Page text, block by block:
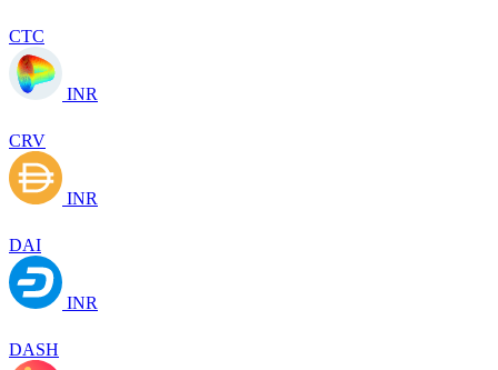
CTC
INR
CRV
INR
DAI
INR
DASH